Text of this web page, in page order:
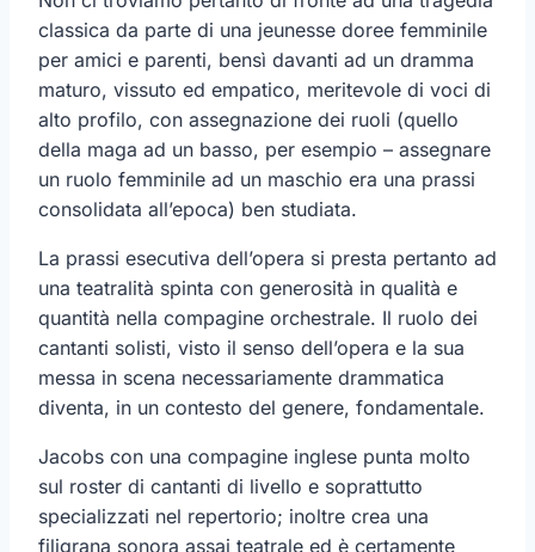
classica da parte di una jeunesse doree femminile
per amici e parenti, bensì davanti ad un dramma
maturo, vissuto ed empatico, meritevole di voci di
alto profilo, con assegnazione dei ruoli (quello
della maga ad un basso, per esempio – assegnare
un ruolo femminile ad un maschio era una prassi
consolidata all’epoca) ben studiata.
La prassi esecutiva dell’opera si presta pertanto ad
una teatralità spinta con generosità in qualità e
quantità nella compagine orchestrale. Il ruolo dei
cantanti solisti, visto il senso dell’opera e la sua
messa in scena necessariamente drammatica
diventa, in un contesto del genere, fondamentale.
Jacobs con una compagine inglese punta molto
sul roster di cantanti di livello e soprattutto
specializzati nel repertorio; inoltre crea una
filigrana sonora assai teatrale ed è certamente